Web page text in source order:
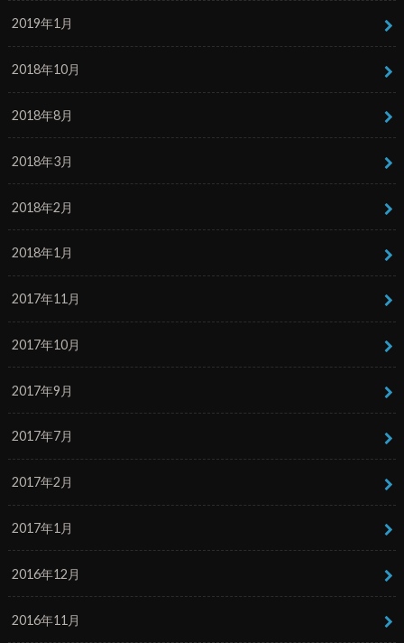
2019年1月
2018年10月
2018年8月
2018年3月
2018年2月
2018年1月
2017年11月
2017年10月
2017年9月
2017年7月
2017年2月
2017年1月
2016年12月
2016年11月